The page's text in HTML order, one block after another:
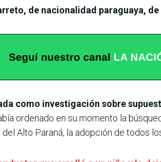
de nacionalidad paraguaya,
como investigación sobre
ordenado en su momento la
Alto Paraná, la adopción de todos